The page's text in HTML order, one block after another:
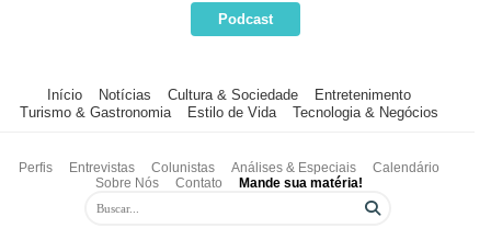
Podcast
Início Notícias Cultura & Sociedade
Entretenimento
Turismo & Gastronomia
Estilo de Vida Tecnologia & Negócios
Perfis Entrevistas Colunistas Análises & Especiais
Calendário
Sobre Nós
Contato Mande sua matéria!